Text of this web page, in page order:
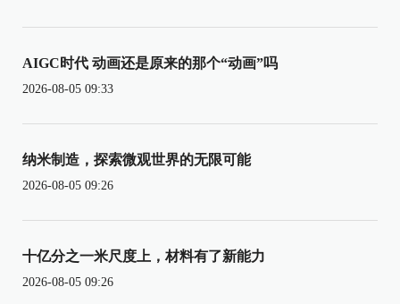
AIGC时代 动画还是原来的那个“动画”吗
2026-08-05 09:33
纳米制造，探索微观世界的无限可能
2026-08-05 09:26
十亿分之一米尺度上，材料有了新能力
2026-08-05 09:26